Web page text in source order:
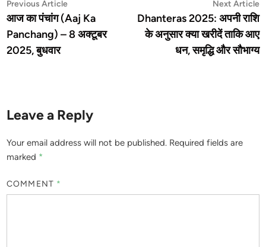
Post
navigation
Previous ArticlePrevious
article:
आज का पंचांग (Aaj Ka
Panchang) – 8 अक्टूबर
2025, बुधवार
Next Article
Dhanteras 2025: अपनी राशि
के अनुसार क्या खरीदें ताकि आए
धन, समृद्धि और सौभाग्य
Leave a Reply
Your email address will not be published. Required fields are
marked *
COMMENT *